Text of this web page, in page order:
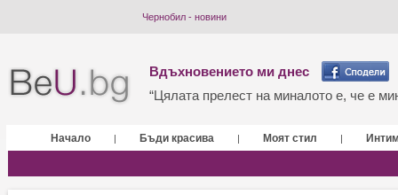
Чернобил - новини
Вдъхновението ми днес
“Цялата прелест на миналото е, че е
Начало | Бъди красива | Моят стил |